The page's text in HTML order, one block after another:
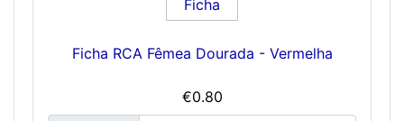
Ficha RCA Fêmea Dourada - Vermelha
€0.80